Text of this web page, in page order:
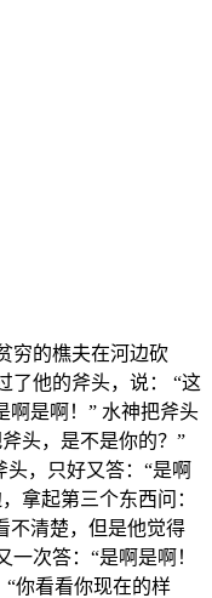
穷的樵夫在河边砍
了他的斧头，说： “这
啊是啊！” 水神把斧头
头，是不是你的？”
，只好又答：“是啊
拿起第三个东西问：
不清楚，但是他觉得
次答：“是啊是啊！
“你看看你现在的样